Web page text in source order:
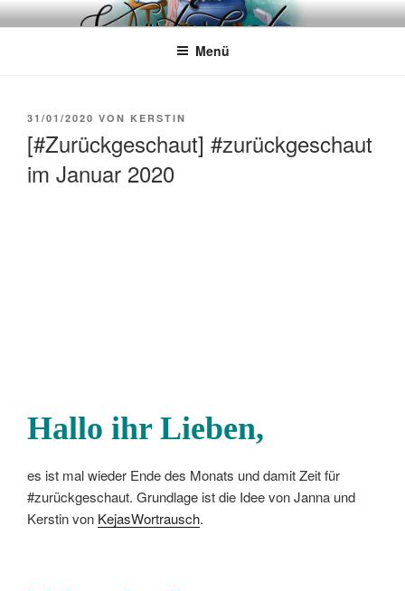
Zum
InhaltWÖRTERKATZE
Von Büchern erzählen
Menü
VERÖFFENTLICHT
31/01/2020 VON KERSTIN
[#Zurückgeschaut] #zurückgeschaut
im Januar 2020
Hallo ihr Lieben,
es ist mal wieder Ende des Monats und damit Zeit für
#zurückgeschaut. Grundlage ist die Idee von Janna und
Kerstin von KejasWortrausch.